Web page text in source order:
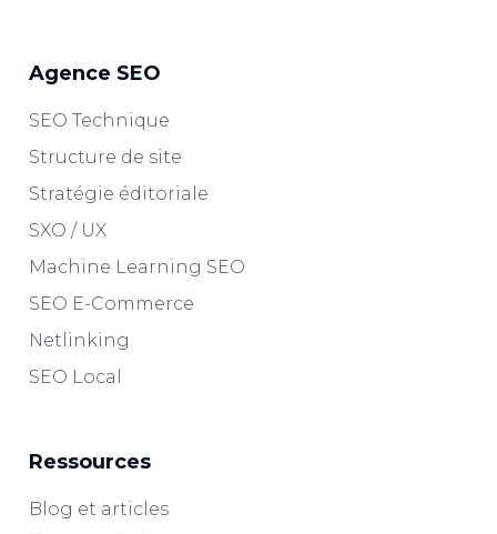
Agence SEO
SEO Technique
Structure de site
Stratégie éditoriale
SXO / UX
Machine Learning SEO
SEO E-Commerce
Netlinking
SEO Local
Ressources
Blog et articles